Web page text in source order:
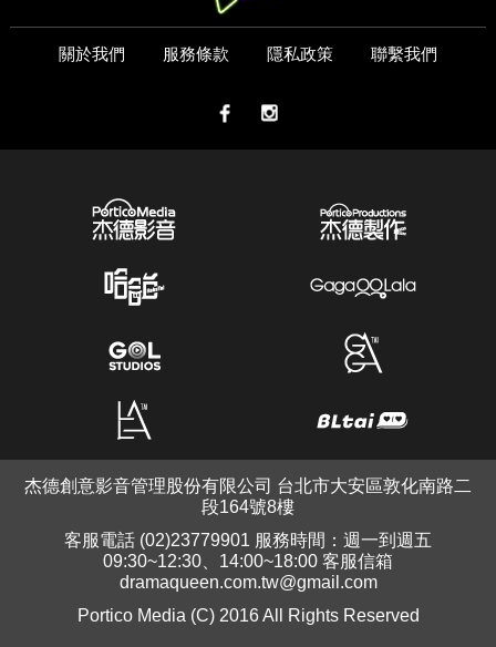
關於我們 服務條款 隱私政策 聯繫我們
杰德創意影音管理股份有限公司 台北市大安區敦化南路二
段164號8樓
客服電話 (02)23779901 服務時間：週一到週五
09:30~12:30、14:00~18:00 客服信箱
dramaqueen.com.tw@gmail.com
Portico Media (C) 2016 All Rights Reserved